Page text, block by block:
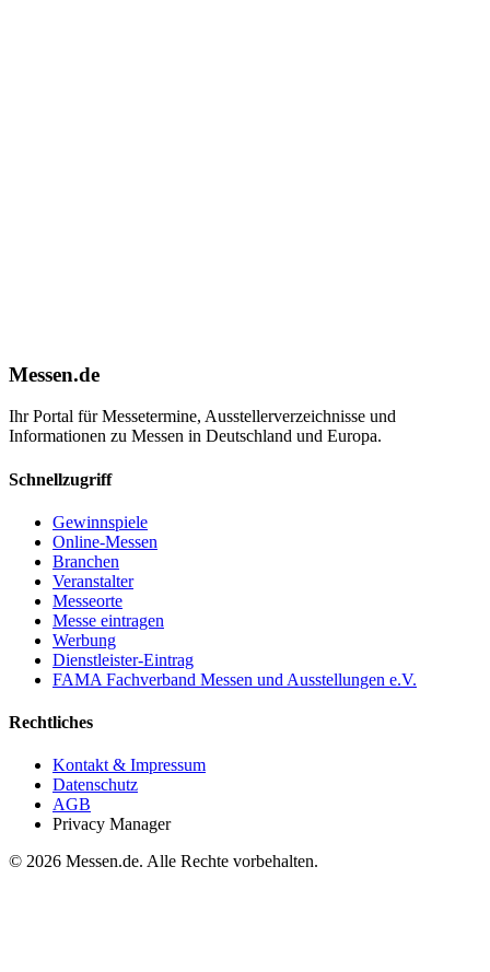
Messen.de
Ihr Portal für Messetermine, Ausstellerverzeichnisse und
Informationen zu Messen in Deutschland und Europa.
Schnellzugriff
Gewinnspiele
Online-Messen
Branchen
Veranstalter
Messeorte
Messe eintragen
Werbung
Dienstleister-Eintrag
FAMA Fachverband Messen und Ausstellungen e.V.
Rechtliches
Kontakt & Impressum
Datenschutz
AGB
Privacy Manager
© 2026 Messen.de. Alle Rechte vorbehalten.